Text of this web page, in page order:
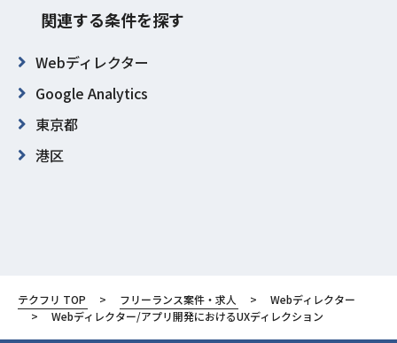
関連する条件を探す
Webディレクター
Google Analytics
東京都
港区
テクフリ TOP フリーランス案件・求人
Webディレクター
Webディレクター/アプリ開発におけるUXディレクション